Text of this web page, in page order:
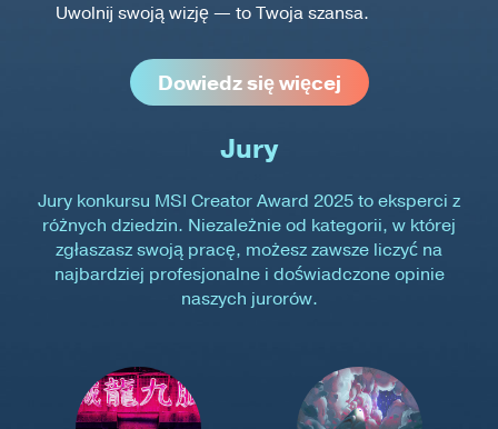
Uwolnij swoją wizję — to Twoja szansa.
Dowiedz się więcej
Jury
Jury konkursu MSI Creator Award 2025 to eksperci z
różnych dziedzin. Niezależnie od kategorii, w której
zgłaszasz swoją pracę, możesz zawsze liczyć na
najbardziej profesjonalne i doświadczone opinie
naszych jurorów.